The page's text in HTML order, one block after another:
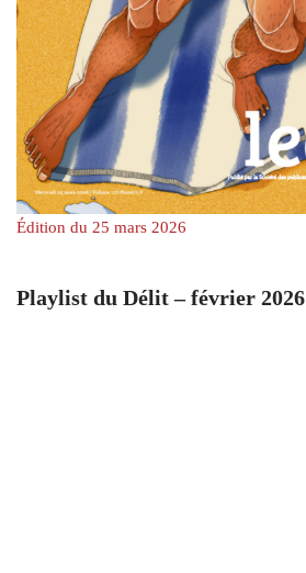
Édition du 25 mars 2026
Playlist du Délit – février 2026